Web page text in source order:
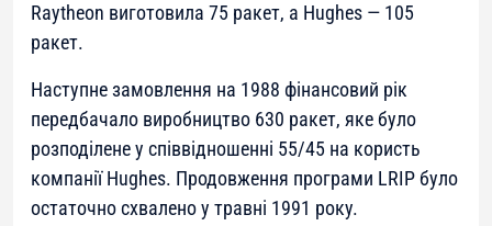
Raytheon виготовила 75 ракет, а Hughes — 105
ракет.
Наступне замовлення на 1988 фінансовий рік
передбачало виробництво 630 ракет, яке було
розподілене у співвідношенні 55/45 на користь
компанії Hughes. Продовження програми LRIP було
остаточно схвалено у травні 1991 року.